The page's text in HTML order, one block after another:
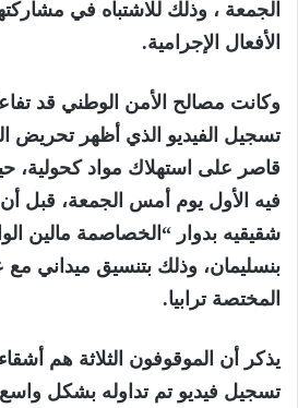
الجمعة ، وذلك للاشتباه في
الأفعال الإجرامية.
وكانت مصالح الأمن الوطني قد
تسجيل الفيديو الذي أظهر تحريض
قاصر على استهلاك مواد كحولية،
فيه الأول يوم أمس الجمعة، قبل
شقيقيه بدوار “الخصاصمة مالين
بنسليمان، وذلك بتنسيق ميداني
المختصة ترابيا.
يذكر أن الموقوفون الثلاثة هم
تسجيل فيديو تم تداوله بشكل